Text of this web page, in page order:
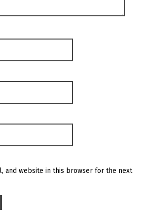
and website in this browser for the next